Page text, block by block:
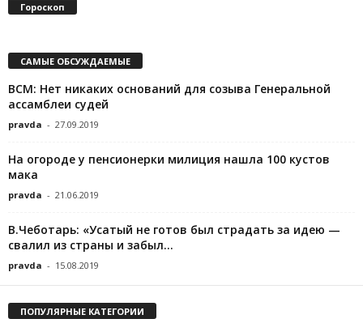
Гороскоп
САМЫЕ ОБСУЖДАЕМЫЕ
ВСМ: Нет никаких оснований для созыва Генеральной
ассамблеи судей
pravda - 27.09.2019
На огороде у пенсионерки милиция нашла 100 кустов
мака
pravda - 21.06.2019
В.Чеботарь: «Усатый не готов был страдать за идею —
свалил из страны и забыл...
pravda - 15.08.2019
ПОПУЛЯРНЫЕ КАТЕГОРИИ